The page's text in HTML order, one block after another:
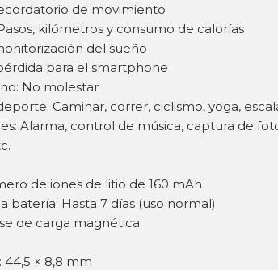
de movimiento
kilómetros y consumo de calorías
del sueño
para el smartphone
No molestar
Caminar, correr, ciclismo, yoga,
Alarma, control de música, captura de
de iones de litio de 160 mAh
batería: Hasta 7 días (uso normal)
de carga magnética
44,5 × 8,8 mm